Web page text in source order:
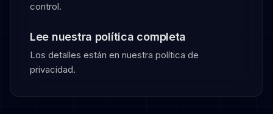
control.
Lee nuestra política completa
Los detalles están en nuestra política de
privacidad.